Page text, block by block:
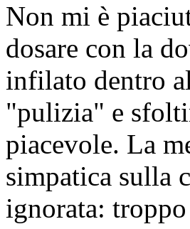
Non mi è
dosare con la
infilato dentro
"pulizia" e
piacevole. La
simpatica sulla
ignorata: